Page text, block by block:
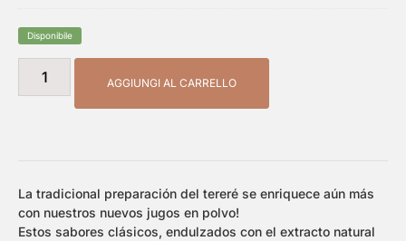
Disponibile
AGGIUNGI AL CARRELLO
La tradicional preparación del tereré se enriquece aún más
con nuestros nuevos jugos en polvo!
Estos sabores clásicos, endulzados con el extracto natural